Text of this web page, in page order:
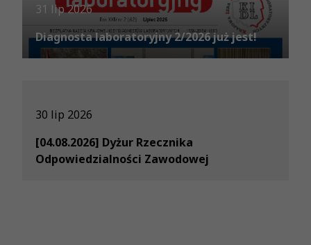
31 lip 2026
Diagnosta laboratoryjny 2/2026 już jest!
30 lip 2026
[04.08.2026] Dyżur Rzecznika
Odpowiedzialności Zawodowej